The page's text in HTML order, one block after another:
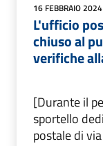
16 FEBBRAIO 2024
L'ufficio
chiuso al
verifiche
[Durante il
sportello
postale di